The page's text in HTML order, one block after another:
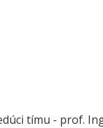
tímu - prof.